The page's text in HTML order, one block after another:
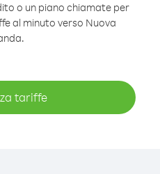
o un piano chiamate per
al minuto verso Nuova
tariffe